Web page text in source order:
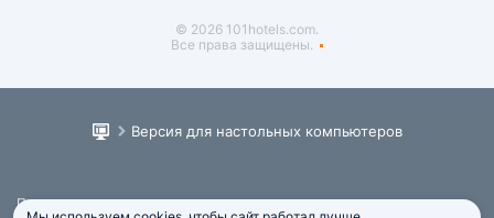
© 2026 101hotels.com.
Все права защищены.
Версия для настольных компьютеров
Пользовательское соглашение